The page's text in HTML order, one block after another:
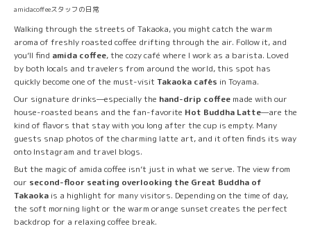
amidacoffeeスタッフの日常
Walking through the streets of Takaoka, you might catch the warm
aroma of freshly roasted coffee drifting through the air. Follow it, and
you’ll find amida coffee, the cozy café where I work as a barista. Loved
by both locals and travelers from around the world, this spot has
quickly become one of the must-visit Takaoka cafés in Toyama.
Our signature drinks—especially the hand-drip coffee made with our
house-roasted beans and the fan-favorite Hot Buddha Latte—are the
kind of flavors that stay with you long after the cup is empty. Many
guests snap photos of the charming latte art, and it often finds its way
onto Instagram and travel blogs.
But the magic of amida coffee isn’t just in what we serve. The view from
our second-floor seating overlooking the Great Buddha of
Takaoka is a highlight for many visitors. Depending on the time of day,
the soft morning light or the warm orange sunset creates the perfect
backdrop for a relaxing coffee break.